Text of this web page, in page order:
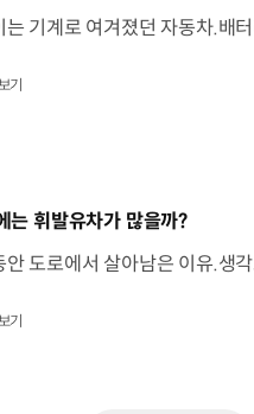
기
는 휘발유차가 많을까?
기